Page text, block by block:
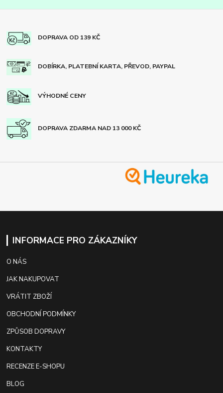
DOPRAVA OD 139 KČ
DOBÍRKA, PLATEBNÍ KARTA, PŘEVOD, PAYPAL
VÝHODNÉ CENY
DOPRAVA ZDARMA NAD 13 000 KČ
INFORMACE PRO ZÁKAZNÍKY
O NÁS
JAK NAKUPOVAT
VRÁTIT ZBOŽÍ
OBCHODNÍ PODMÍNKY
ZPŮSOB DOPRAVY
KONTAKTY
RECENZE E-SHOPU
BLOG